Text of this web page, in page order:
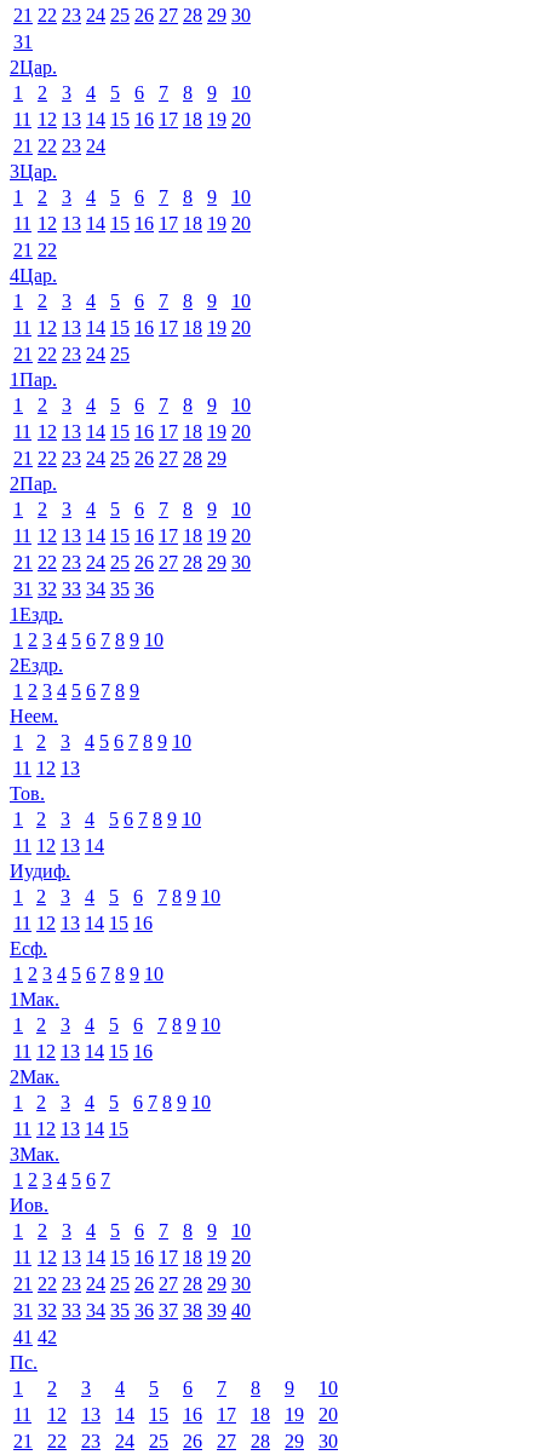
21 22 23 24 25 26 27 28 29 30
31
2Цар.
1
2 3 4 5 6 7 8 9
10
11 12 13 14 15 16 17 18 19 20
21 22 23 24
3Цар.
1
2 3 4 5 6 7 8 9
10
11 12 13 14 15 16 17 18 19 20
21 22
4Цар.
1
2 3 4 5 6 7 8 9
10
11 12 13 14 15 16 17 18 19 20
21 22 23 24 25
1Пар.
1
2 3 4 5 6 7 8 9
10
11 12 13 14 15 16 17 18 19 20
21 22 23 24 25 26 27 28 29
2Пар.
1
2 3 4 5 6 7 8 9
10
11 12 13 14 15 16 17 18 19 20
21 22 23 24 25 26 27 28 29 30
31 32 33 34 35 36
1Ездр.
1 2 3 4 5 6 7 8 9 10
2Ездр.
1 2 3 4 5 6 7 8 9
Неем.
1
2 3 4 5 6 7 8 9 10
11 12 13
Тов.
1
2 3 4 5 6 7 8 9 10
11 12 13 14
Иудиф.
1
2 3 4 5 6 7 8 9 10
11 12 13 14 15 16
Есф.
1 2 3 4 5 6 7 8 9 10
1Мак.
1
2 3 4 5 6 7 8 9 10
11 12 13 14 15 16
2Мак.
1
2 3 4 5 6 7 8 9 10
11 12 13 14 15
3Мак.
1 2 3 4 5 6 7
Иов.
1
2 3 4 5 6 7 8 9
10
11 12 13 14 15 16 17 18 19 20
21 22 23 24 25 26 27 28 29 30
31 32 33 34 35 36 37 38 39 40
41 42
Пс.
1
2 3 4 5 6 7 8 9
10
11
12 13 14 15 16 17 18 19
20
21
22 23 24 25 26 27 28 29 30